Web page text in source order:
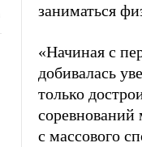
заниматься
«Начиная с
добивалась
только
соревнований
с массового